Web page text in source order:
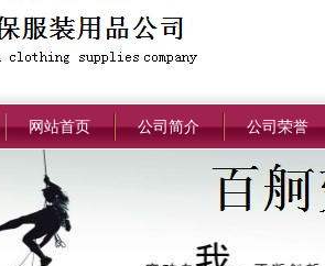
网站首页 公司简介 公司荣誉